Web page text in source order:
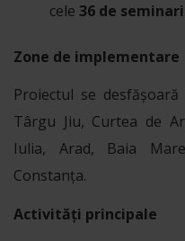
cele 36 de
Zone de implementare
Proiectul se
Târgu Jiu, Curtea de
Iulia, Arad, Baia
Constanța.
Activități principale